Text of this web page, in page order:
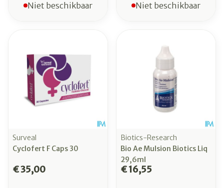
Niet beschikbaar Niet beschikbaar
Surveal
Cyclofert F Caps 30
€ 35,00
Biotics-Research
Bio Ae Mulsion Biotics Liq
29,6ml
€ 16,55